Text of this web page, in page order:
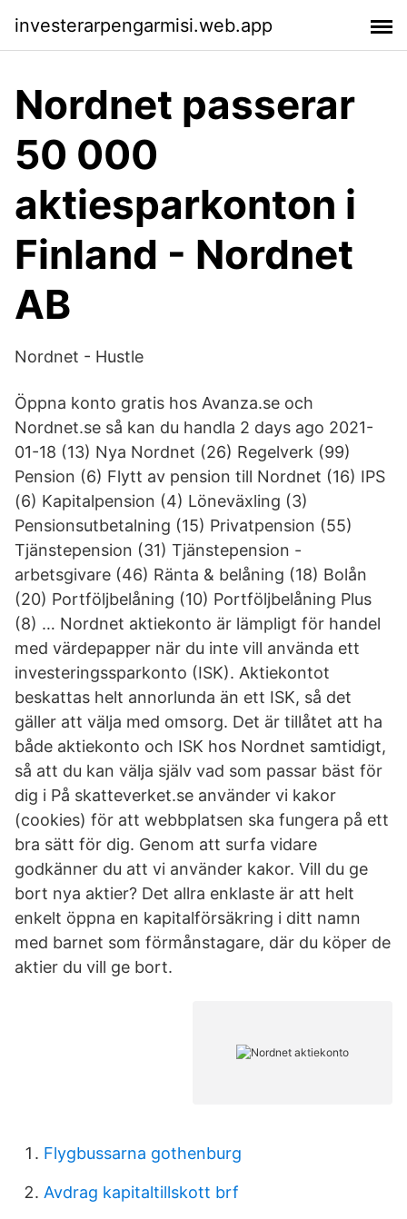
investerarpengarmisi.web.app
Nordnet passerar
50 000
aktiesparkonton i
Finland - Nordnet
AB
Nordnet - Hustle
Öppna konto gratis hos Avanza.se och
Nordnet.se så kan du handla 2 days ago 2021-
01-18 (13) Nya Nordnet (26) Regelverk (99)
Pension (6) Flytt av pension till Nordnet (16) IPS
(6) Kapitalpension (4) Löneväxling (3)
Pensionsutbetalning (15) Privatpension (55)
Tjänstepension (31) Tjänstepension -
arbetsgivare (46) Ränta & belåning (18) Bolån
(20) Portföljbelåning (10) Portföljbelåning Plus
(8) … Nordnet aktiekonto är lämpligt för handel
med värdepapper när du inte vill använda ett
investeringssparkonto (ISK). Aktiekontot
beskattas helt annorlunda än ett ISK, så det
gäller att välja med omsorg. Det är tillåtet att ha
både aktiekonto och ISK hos Nordnet samtidigt,
så att du kan välja själv vad som passar bäst för
dig i På skatteverket.se använder vi kakor
(cookies) för att webbplatsen ska fungera på ett
bra sätt för dig. Genom att surfa vidare
godkänner du att vi använder kakor. Vill du ge
bort nya aktier? Det allra enklaste är att helt
enkelt öppna en kapitalförsäkring i ditt namn
med barnet som förmånstagare, där du köper de
aktier du vill ge bort.
Flygbussarna gothenburg
Avdrag kapitaltillskott brf